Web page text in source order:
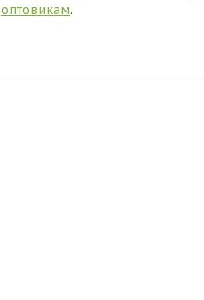
оптовикам.